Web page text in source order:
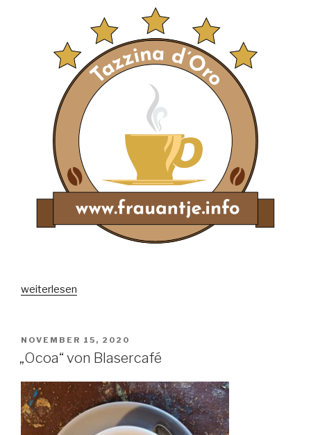
„„La
Blasercafé“
weiterlesen
VERÖFFENTLICHT
AM
NOVEMBER 15, 2020
„Ocoa“ von Blasercafé